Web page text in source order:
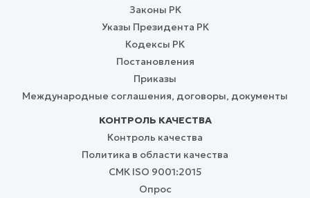
Законы РК
Указы Президента РК
Кодексы РК
Постановления
Приказы
Международные соглашения, договоры, документы
КОНТРОЛЬ КАЧЕСТВА
Контроль качества
Политика в области качества
СМК ISO 9001:2015
Опрос